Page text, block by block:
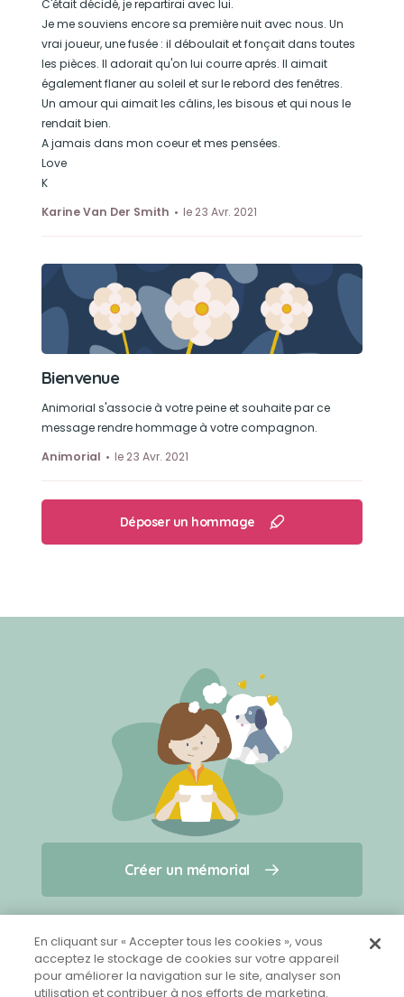
Créer un mémorial
Qui sommes-nous ?
Nous contacter
Partager sur Facebook
C'était décidé, je repartirai avec lui.
Je me souviens encore sa première nuit avec nous. Un
vrai joueur, une fusée : il déboulait et fonçait dans toutes
les pièces. Il adorait qu'on lui courre aprés. Il aimait
également flaner au soleil et sur le rebord des fenêtres.
Un amour qui aimait les câlins, les bisous et qui nous le
rendait bien.
A jamais dans mon coeur et mes pensées.
Love
K
Karine Van Der Smith
le 23 Avr. 2021
Bienvenue
Animorial s'associe à votre peine et souhaite par ce
message rendre hommage à votre compagnon.
Animorial
le 23 Avr. 2021
Déposer un hommage
Créer un mémorial
En cliquant sur « Accepter tous les cookies », vous
acceptez le stockage de cookies sur votre appareil
pour améliorer la navigation sur le site, analyser son
utilisation et contribuer à nos efforts de marketing.